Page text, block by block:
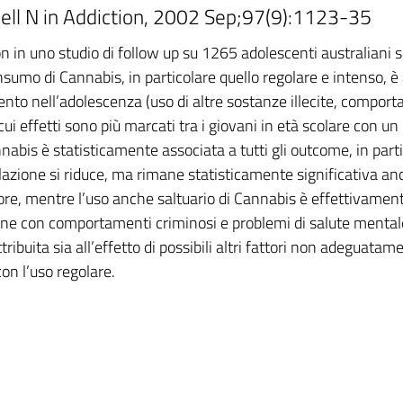
N in Addiction, 2002 Sep;97(9):1123-35
in uno studio di follow up su 1265 adolescenti
di Cannabis, in particolare quello regolare e intenso,
nell’adolescenza (uso di altre sostanze illecite,
effetti sono più marcati tra i giovani in età scolare con un
è statisticamente associata a tutti gli outcome, in
si riduce, ma rimane statisticamente significativa
mentre l’uso anche saltuario di Cannabis è
con comportamenti criminosi e problemi di salute
sia all’effetto di possibili altri fattori non
l’uso regolare.